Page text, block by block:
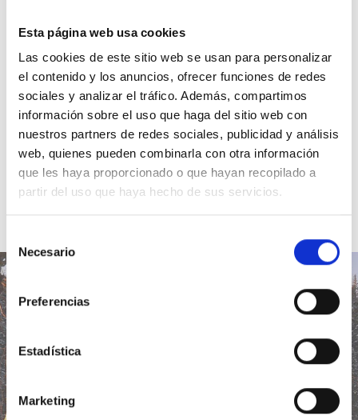
Esta página web usa cookies
Las cookies de este sitio web se usan para personalizar
el contenido y los anuncios, ofrecer funciones de redes
sociales y analizar el tráfico. Además, compartimos
información sobre el uso que haga del sitio web con
nuestros partners de redes sociales, publicidad y análisis
web, quienes pueden combinarla con otra información
que les haya proporcionado o que hayan recopilado a
partir del uso que haya hecho de sus servicios.
de
consentimiento
Necesario
Preferencias
Estadística
Marketing
No me valdré de esto para atacar al amor.
No dejaré que esto me tiente a atacarme a
mí mismo.